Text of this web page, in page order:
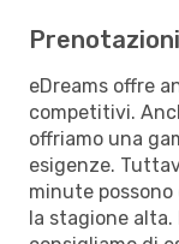
eDreams offre
competitivi.
offriamo una
esigenze.
minute
la stagione